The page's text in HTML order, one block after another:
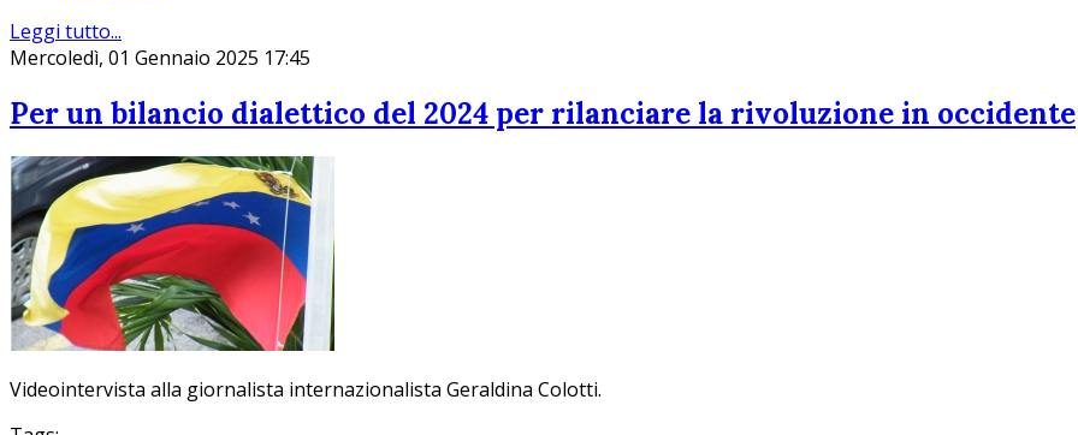
Leggi tutto...
Mercoledì, 01 Gennaio 2025 17:45
Per un bilancio dialettico del 2024 per rilanciare la rivoluzione in occidente
Videointervista alla giornalista internazionalista Geraldina Colotti.